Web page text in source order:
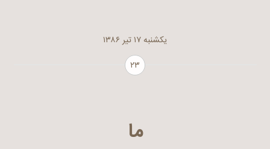
یکشنبه ۱۷ تیر ۱۳۸۶
۲۳
ما